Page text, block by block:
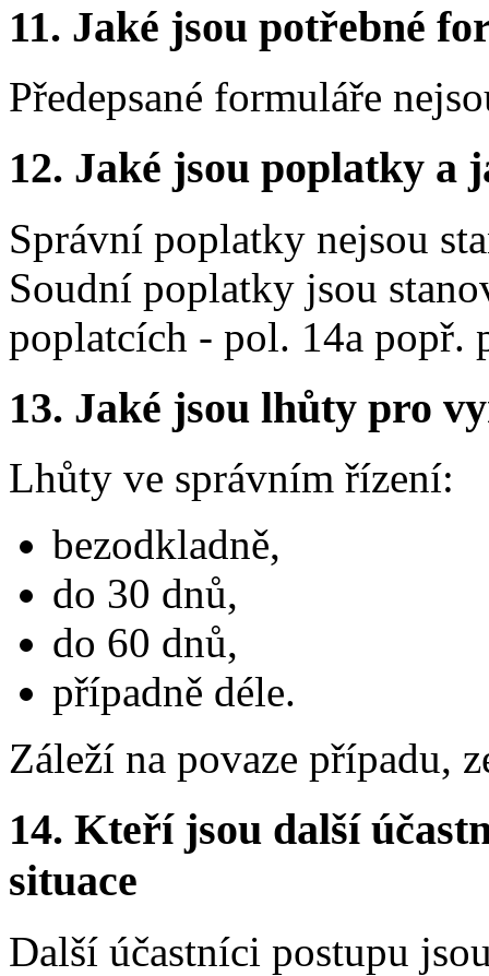
11. Jaké jsou potřebné
Předepsané formuláře
12. Jaké jsou poplatky a
Správní poplatky nejsou
Soudní poplatky jsou
poplatcích - pol. 14a popř.
13. Jaké jsou lhůty pro
Lhůty ve správním řízení:
bezodkladně,
do 30 dnů,
do 60 dnů,
případně déle.
Záleží na povaze případu,
14. Kteří jsou další
situace
Další účastníci postupu